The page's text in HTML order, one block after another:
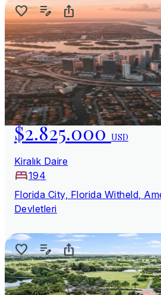
$2.825.000USD
Kiralık Daire
194
Florida City, Florida Witheld,
Devletleri